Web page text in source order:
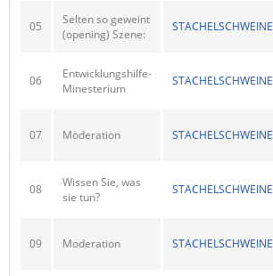
05
Selten so geweint
(opening) Szene:
STACHELSCHWEINE
06
Entwicklungshilfe-
Minesterium
STACHELSCHWEINE
07 Moderation STACHELSCHWEINE
08
Wissen Sie, was
sie tun?
STACHELSCHWEINE
09 Moderation STACHELSCHWEINE